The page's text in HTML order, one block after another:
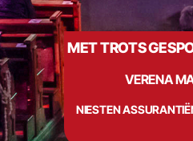
MET TROTS
VERENA
NIESTEN
Info
Contact